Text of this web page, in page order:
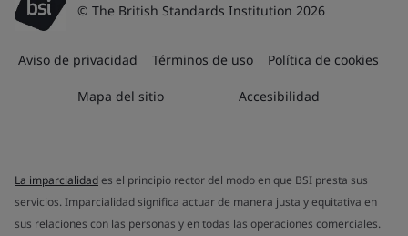
© The British Standards Institution 2026
Aviso de privacidad Términos de uso Política de cookies
Mapa del sitio Accesibilidad
La imparcialidades el principio rector del modo en que BSI presta sus
servicios. Imparcialidad significa actuar de manera justa y equitativa en
sus relaciones con las personas y en todas las operaciones comerciales.